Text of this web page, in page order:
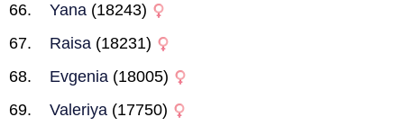
Yana (18243)
Raisa (18231)
Evgenia (18005)
Valeriya (17750)